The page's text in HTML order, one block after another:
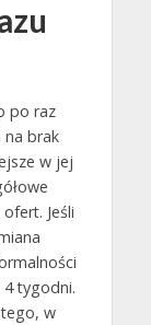
po raz
na brak
w jej
Jeśli
tygodni.
w